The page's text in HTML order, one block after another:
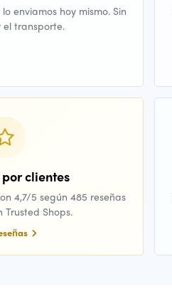
enviamos hoy mismo. Sin
el transporte.
clientes
4,7/5 según 485 reseñas
Shops.